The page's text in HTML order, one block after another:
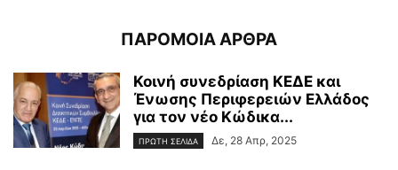
ΠΑΡΟΜΟΙΑ ΑΡΘΡΑ
Κοινή συνεδρίαση ΚΕΔΕ και
Ένωσης Περιφερειών Ελλάδος
για τον νέο Κώδικα...
ΠΡΩΤΗ ΣΕΛΙΔΑ Δε, 28 Απρ, 2025